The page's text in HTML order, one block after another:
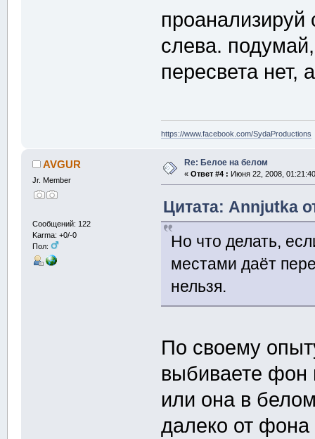
проанализируй
слева.
пересвета нет,
https://www.facebook.com/SydaProductions
AVGUR
Jr. Member
Сообщений: 122
Karma: +0/-0
Пол:
Re: Белое на белом
« Ответ #4 : Июня 22, 2008,
Цитата: Annjutka
Но что делать,
местами даёт
нельзя.
По своему
выбиваете фон
или она в
далеко от